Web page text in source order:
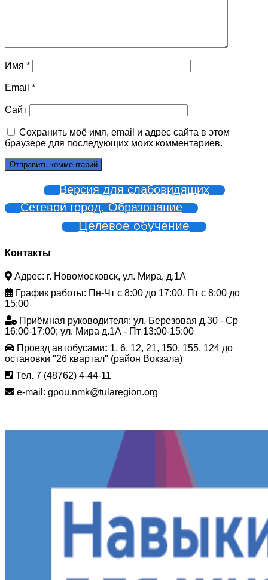
Имя *
Email *
Сайт
Сохранить моё имя, email и адрес сайта в этом
браузере для последующих моих комментариев.
Версия для слабовидящих
Сетевой город. Образование
Целевое обучение
Контакты
Адрес: г. Новомосковск, ул. Мира, д.1А
График работы: Пн-Чт с 8:00 до 17:00, Пт с 8:00 до
15:00
Приёмная руководителя: ул. Березовая д.30 - Ср
16:00-17:00; ул. Мира д.1А - Пт 13:00-15:00
Проезд автобусами: 1, 6, 12, 21, 150, 155, 124 до
остановки "26 квартал" (район Вокзала)
Тел. 7 (48762) 4-44-11
e-mail: gpou.nmk@tularegion.org